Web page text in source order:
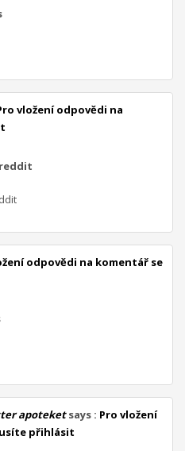
vložení odpovědi na
odpovědi na komentář se
apoteketsays : Pro vložení
přihlásit